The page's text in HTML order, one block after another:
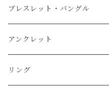
淡水パール
その他
ｋ14
天然石
天然石
純銀（AS935sv）
K14gf
AS935sv ・925sv
天然石
AS935sv
天然石
真鍮メッキ
真鍮メッキ
コットンパール
ブレスレット・バングル
Ｋ14ｇｆ（ゴールドフィルド）
天然石
純銀（925sv AS935sv)
アンクレット
純銀（ 925sv AS935sv )
リング